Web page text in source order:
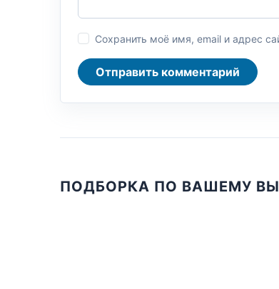
Сохранить моё имя, email и адрес
Отправить комментарий
ПОДБОРКА ПО ВАШЕМУ